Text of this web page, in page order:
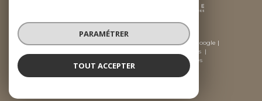
© 2026 | Tous droits réservés | Traduction powered by Google |
Mentions légales
Cookies
PARAMÉTRER
TOUT ACCEPTER